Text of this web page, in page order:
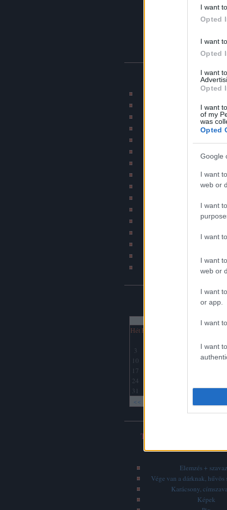
I want
Opted
I want
Opted
I want
Opted
I want
of my
was
Opted
Google
I want
web or
I want
I want
I want
web or
I want
or app.
I want
I want
BLOG AJÁNLÓK:
Rajzmester képmontázs
CAT blogja
Munkahelyi terror
Szakítós történetek
Bombahír
BKV figyelő blog
Jó szar tetkód van!
Bash.hu / vicces
Katonatörténetek
DJ Fm (Online
Napi rajz
Havaria Press
NAPTÁR
Hét Ked
<<
3
9
10
16
17
24
31
TOP 5 -
Elemzés +
Vége van a dárknak, hűvös
Karácsony,
Képek